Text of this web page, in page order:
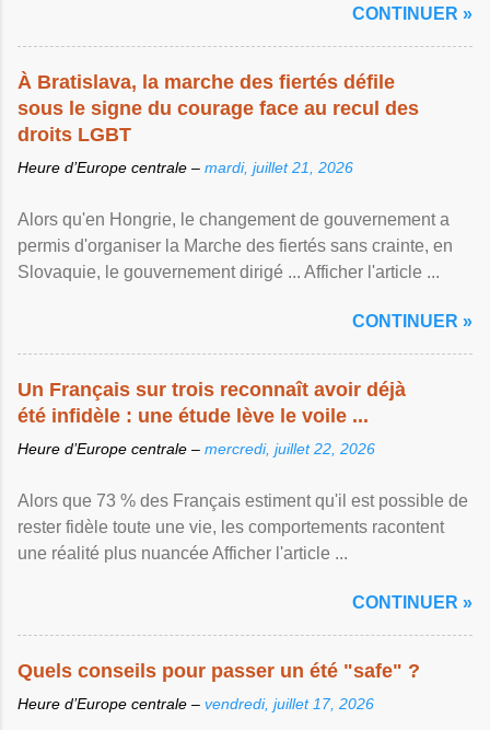
CONTINUER »
À Bratislava, la marche des fiertés défile
sous le signe du courage face au recul des
droits LGBT
Heure d’Europe centrale – mardi, juillet 21, 2026
Alors qu'en Hongrie, le changement de gouvernement a
permis d'organiser la Marche des fiertés sans crainte, en
Slovaquie, le gouvernement dirigé ... Afficher l'article ...
CONTINUER »
Un Français sur trois reconnaît avoir déjà
été infidèle : une étude lève le voile ...
Heure d’Europe centrale – mercredi, juillet 22, 2026
Alors que 73 % des Français estiment qu'il est possible de
rester fidèle toute une vie, les comportements racontent
une réalité plus nuancée Afficher l'article ...
CONTINUER »
Quels conseils pour passer un été "safe" ?
Heure d’Europe centrale – vendredi, juillet 17, 2026